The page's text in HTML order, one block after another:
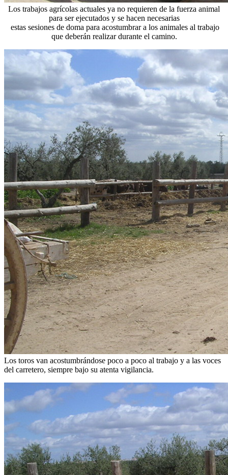
Los trabajos agrícolas actuales ya no requieren de la fuerza animal
para ser ejecutados y se hacen necesarias
estas sesiones de doma para acostumbrar a los animales al trabajo
que deberán realizar durante el camino.
Los toros van acostumbrándose poco a poco al trabajo y a las voces
del carretero, siempre bajo su atenta vigilancia.